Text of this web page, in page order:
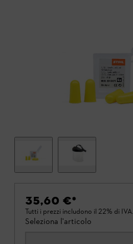
35,60 €*
Tutti i prezzi includono il 22% di IVA.
Seleziona l'articolo